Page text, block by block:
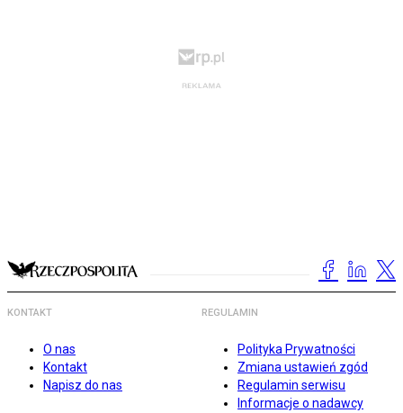
KONTAKT
O nas
Kontakt
Napisz do nas
REGULAMIN
Polityka Prywatności
Zmiana ustawień zgód
Regulamin serwisu
Informacje o nadawcy